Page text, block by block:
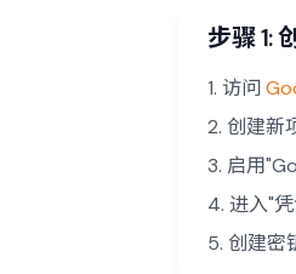
步骤 1:
访问
创建新
启用
进入"
创建密